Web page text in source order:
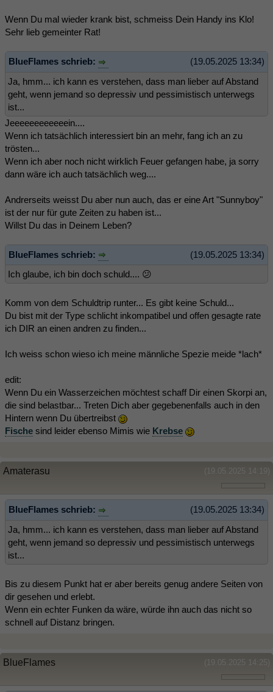
Wenn Du mal wieder krank bist, schmeiss Dein Handy ins Klo!
Sehr lieb gemeinter Rat!
(19.05.2025 13:34)
BlueFlames schrieb:
Ja, hmm... ich kann es verstehen, dass man lieber auf Abstand
geht, wenn jemand so depressiv und pessimistisch unterwegs
ist...
Jeeeeeeeeeeeein....
Wenn ich tatsächlich interessiert bin an mehr, fang ich an zu
trösten...
Wenn ich aber noch nicht wirklich Feuer gefangen habe, ja sorry
dann wäre ich auch tatsächlich weg....
Andrerseits weisst Du aber nun auch, das er eine Art "Sunnyboy"
ist der nur für gute Zeiten zu haben ist...
Willst Du das in Deinem Leben?
(19.05.2025 13:34)
BlueFlames schrieb:
Ich glaube, ich bin doch schuld.... 😕
Komm von dem Schuldtrip runter... Es gibt keine Schuld...
Du bist mit der Type schlicht inkompatibel und offen gesagte rate
ich DIR an einen andren zu finden...
Ich weiss schon wieso ich meine männliche Spezie meide *lach*
edit:
Wenn Du ein Wasserzeichen möchtest schaff Dir einen Skorpi an,
die sind belastbar... Treten Dich aber gegebenenfalls auch in den
Hintern wenn Du übertreibst
Fische sind leider ebenso Mimis wie Krebse
(19.05.2025 14:19)
Amaterasu
(19.05.2025 13:34)
BlueFlames schrieb:
Ja, hmm... ich kann es verstehen, dass man lieber auf Abstand
geht, wenn jemand so depressiv und pessimistisch unterwegs
ist...
Bis zu diesem Punkt hat er aber bereits genug andere Seiten von
dir gesehen und erlebt.
Wenn ein echter Funken da wäre, würde ihn auch das nicht so
schnell auf Distanz bringen.
(19.05.2025 14:25)
BlueFlames